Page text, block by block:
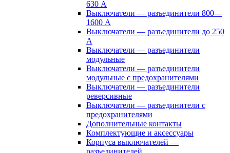
630 А
Выключатели — разъединители 800—
1600 А
Выключатели — разъединители до 250
А
Выключатели — разъединители
модульные
Выключатели — разъединители
модульные с предохранителями
Выключатели — разъединители
реверсивные
Выключатели — разъединители с
предохранителями
Дополнительные контакты
Комплектующие и аксессуары
Корпуса выключателей —
разъединителей